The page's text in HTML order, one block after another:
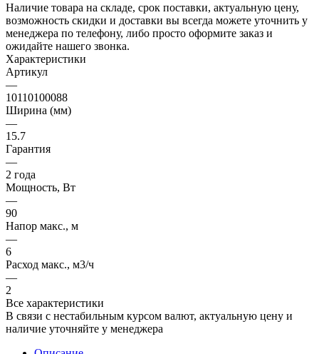
Наличие товара на складе, срок поставки, актуальную цену,
возможность скидки и доставки вы всегда можете уточнить у
менеджера по телефону, либо просто оформите заказ и
ожидайте нашего звонка.
Характеристики
Артикул
—
10110100088
Ширина (мм)
—
15.7
Гарантия
—
2 года
Мощность, Вт
—
90
Напор макс., м
—
6
Расход макс., м3/ч
—
2
Все характеристики
В связи с нестабильным курсом валют, актуальную цену и
наличие уточняйте у менеджера